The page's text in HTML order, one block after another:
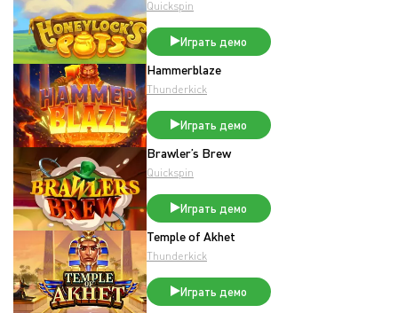
Quickspin
Играть демо
Hammerblaze
Thunderkick
Играть демо
Brawler’s Brew
Quickspin
Играть демо
Temple of Akhet
Thunderkick
Играть демо